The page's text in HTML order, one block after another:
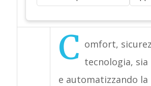
C omfort,
tecnologia,
e automatizzando